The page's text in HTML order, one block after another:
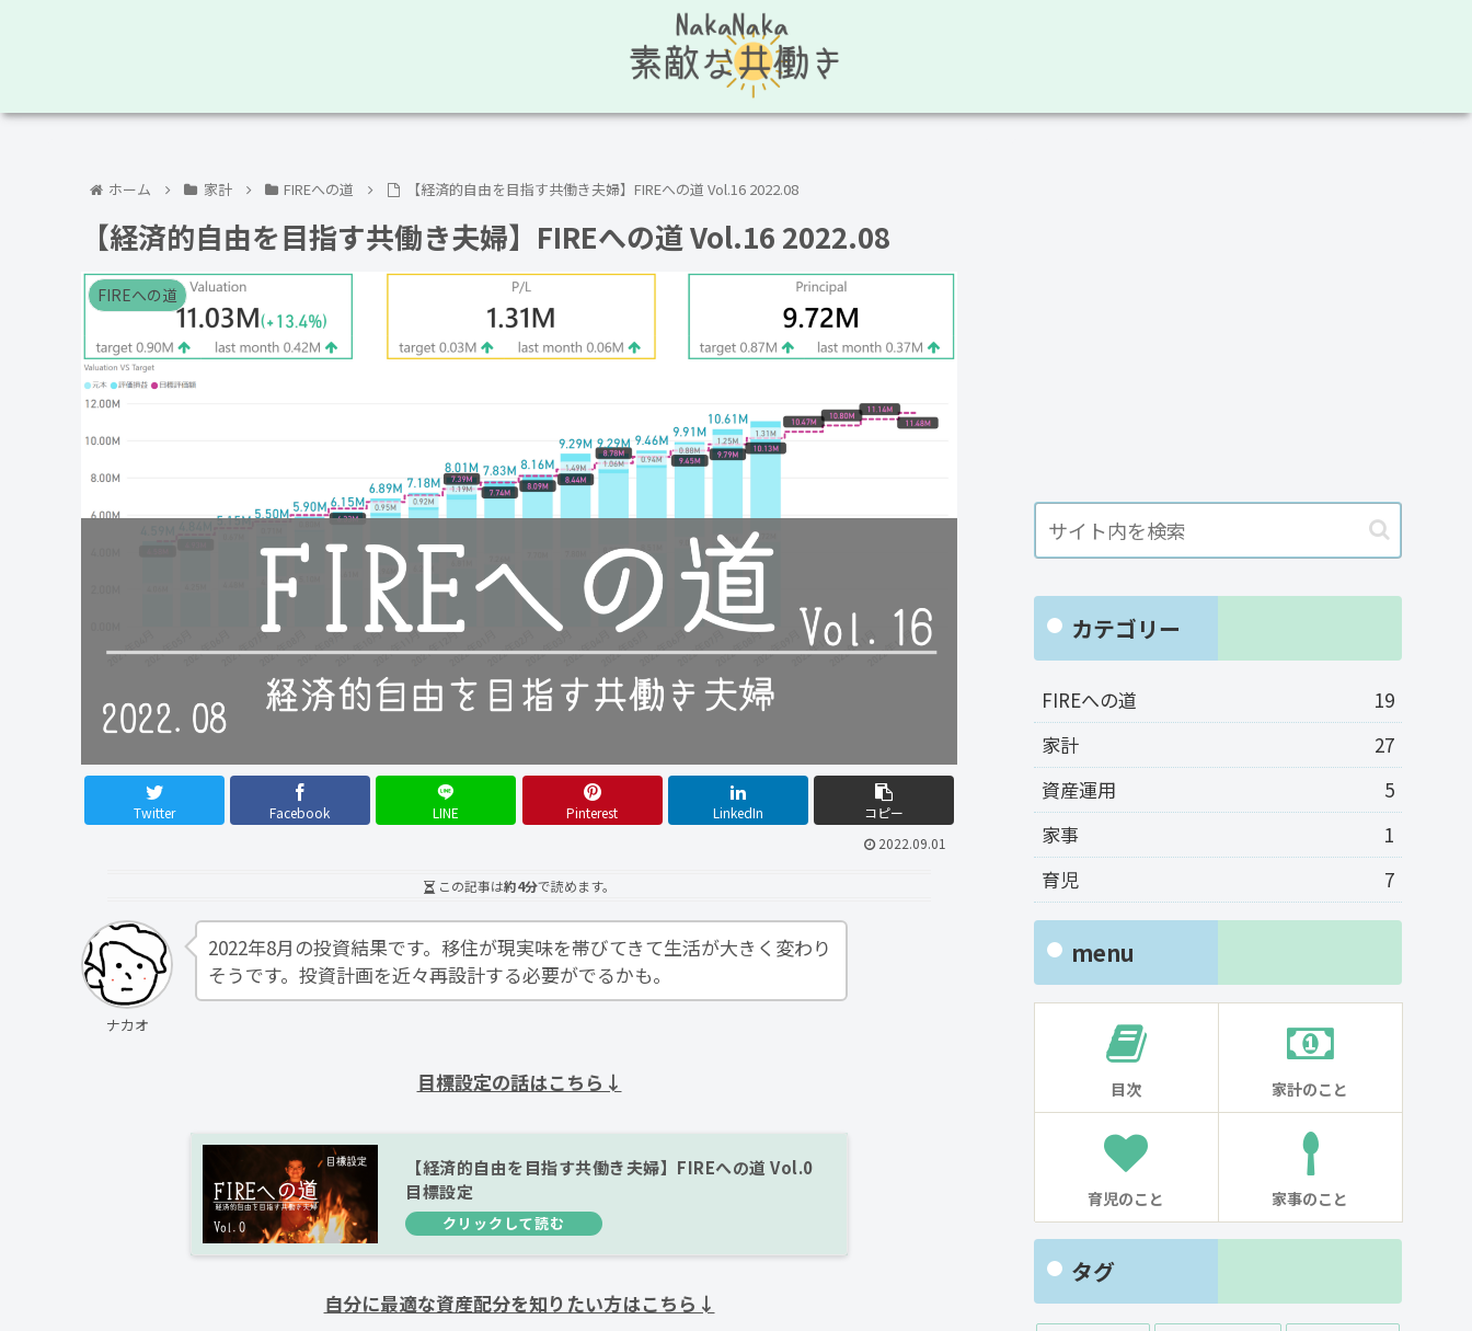
ホーム 家計 FIREへの道 【経済的自由を目指す共働き夫婦】FIREへの道 Vol.16 2022.08
【経済的自由を目指す共働き夫婦】FIREへの道 Vol.16 2022.08
FIREへの道
Twitter Facebook LINE Pinterest LinkedIn
コピー
2022.09.01
この記事は約4分で読めます。
ナカオ
2022年8月の投資結果です。移住が現実味を帯びてきて生活が大きく変わり
そうです。投資計画を近々再設計する必要がでるかも。
目標設定の話はこちら↓
【経済的自由を目指す共働き夫婦】FIREへの道 Vol.0
目標設定
自分に最適な資産配分を知りたい方はこちら↓
カテゴリー
FIREへの道
19
家計
27
資産運用
5
家事
1
育児
7
menu
目次 家計のこと
育児のこと 家事のこと
タグ